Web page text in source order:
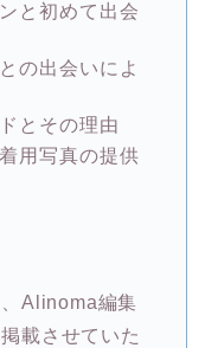
と初めて出会
の出会いによ
とその理由
用写真の提供
Alinoma編集
載させていた